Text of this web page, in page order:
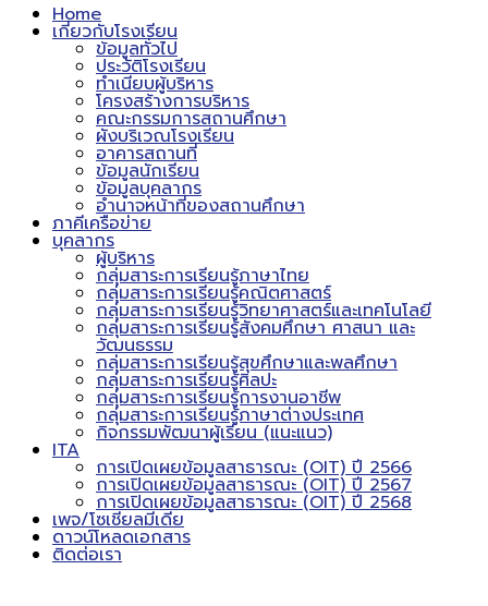
Home
เกี่ยวกับโรงเรียน
ข้อมูลทั่วไป
ประวัติโรงเรียน
ทำเนียบผู้บริหาร
โครงสร้างการบริหาร
คณะกรรมการสถานศึกษา
ผังบริเวณโรงเรียน
อาคารสถานที่
ข้อมูลนักเรียน
ข้อมูลบุคลากร
อำนาจหน้าที่ของสถานศึกษา
ภาคีเครือข่าย
บุคลากร
ผู้บริหาร
กลุ่มสาระการเรียนรู้ภาษาไทย
กลุ่มสาระการเรียนรู้คณิตศาสตร์
กลุ่มสาระการเรียนรู้วิทยาศาสตร์และเทคโนโลยี
กลุ่มสาระการเรียนรู้สังคมศึกษา ศาสนา และ
วัฒนธรรม
กลุ่มสาระการเรียนรู้สุขศึกษาและพลศึกษา
กลุ่มสาระการเรียนรู้ศิลปะ
กลุ่มสาระการเรียนรู้การงานอาชีพ
กลุ่มสาระการเรียนรู้ภาษาต่างประเทศ
กิจกรรมพัฒนาผู้เรียน (แนะแนว)
ITA
การเปิดเผยข้อมูลสาธารณะ (OIT) ปี 2566
การเปิดเผยข้อมูลสาธารณะ (OIT) ปี 2567
การเปิดเผยข้อมูลสาธารณะ (OIT) ปี 2568
เพจ/โซเชียลมีเดีย
ดาวน์โหลดเอกสาร
ติดต่อเรา